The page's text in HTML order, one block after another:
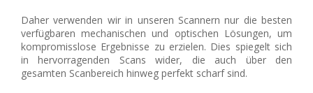
Daher verwenden wir in unseren Scannern nur die besten
verfügbaren mechanischen und optischen Lösungen, um
kompromisslose Ergebnisse zu erzielen. Dies spiegelt sich
in hervorragenden Scans wider, die auch über den
gesamten Scanbereich hinweg perfekt scharf sind.